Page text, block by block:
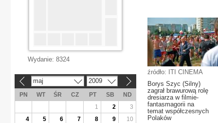
źródło: ITI CINEMA
Borys Szyc (Silny)
zagrał brawurową rolę
dresiarza w filmie-
fantasmagorii na
temat współczesnych
Polaków
Wydanie: 8324
maj 2009
PN WT ŚR CZ PT SB
ND
1
2
3
4
5 6 7 8 9
10